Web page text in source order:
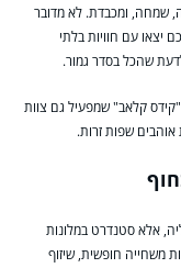
שמחה, ומכבדת. לא מדובר
עם חוויות בלתי
שהכל בסדר גמור.
קלאב" שמפעיל גם צוות
אוהבים שפות זרות.
אלא סטנדרט במלונות
משחייה חופשית, שיזוף